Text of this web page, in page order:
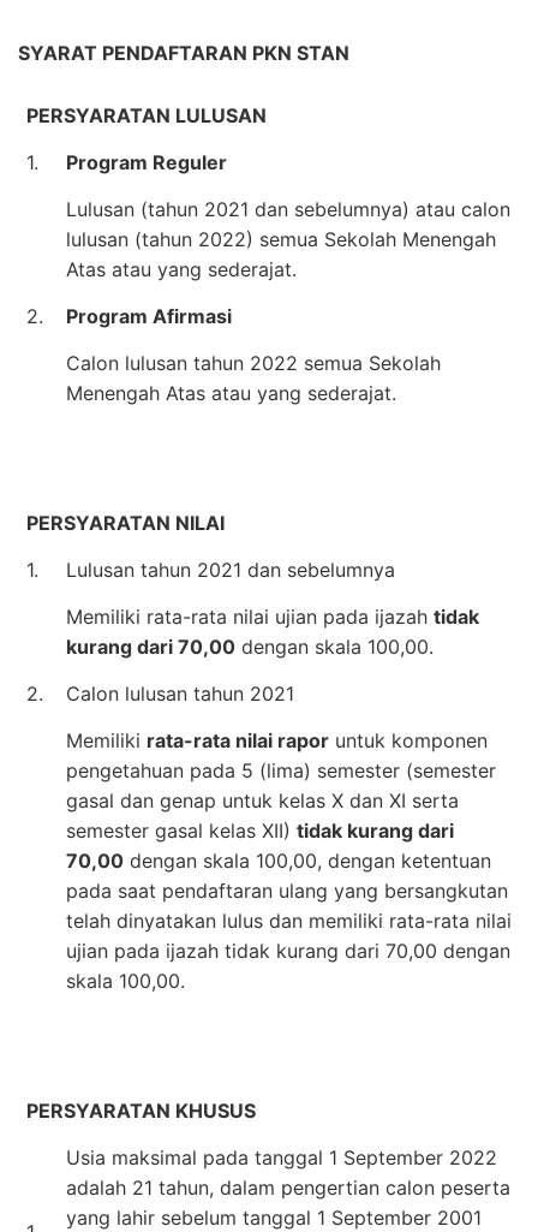
SYARAT PENDAFTARAN PKN STAN
PERSYARATAN LULUSAN
1.
Program Reguler
Lulusan (tahun 2021 dan sebelumnya) atau calon
lulusan (tahun 2022) semua Sekolah Menengah
Atas atau yang sederajat.
2.
Program Afirmasi
Calon lulusan tahun 2022 semua Sekolah
Menengah Atas atau yang sederajat.
PERSYARATAN NILAI
1.
Lulusan tahun 2021 dan sebelumnya
Memiliki rata-rata nilai ujian pada ijazah tidak
kurang dari 70,00 dengan skala 100,00.
2.
Calon lulusan tahun 2021
Memiliki rata-rata nilai rapor untuk komponen
pengetahuan pada 5 (lima) semester (semester
gasal dan genap untuk kelas X dan XI serta
semester gasal kelas XII) tidak kurang dari
70,00 dengan skala 100,00, dengan ketentuan
pada saat pendaftaran ulang yang bersangkutan
telah dinyatakan lulus dan memiliki rata-rata nilai
ujian pada ijazah tidak kurang dari 70,00 dengan
skala 100,00.
PERSYARATAN KHUSUS
Usia maksimal pada tanggal 1 September 2022
adalah 21 tahun, dalam pengertian calon peserta
yang lahir sebelum tanggal 1 September 2001